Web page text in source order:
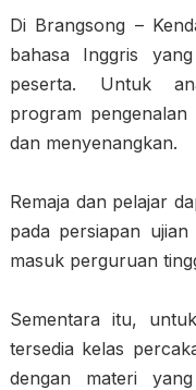
Di Brangsong –
bahasa Inggris
peserta. Untuk
program
dan menyenangkan.
Remaja dan pelajar
pada persiapan
masuk perguruan
Sementara itu,
tersedia kelas
dengan materi